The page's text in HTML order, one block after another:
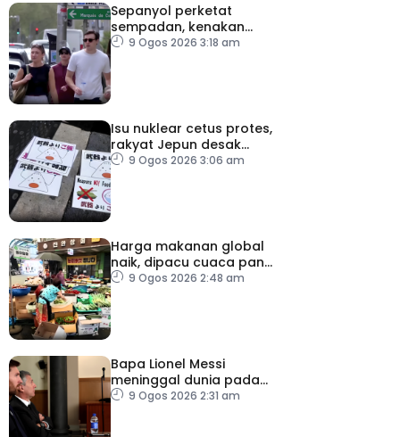
Sepanyol perketat
sempadan, kenakan
pemeriksaan ketibaan
9 Ogos 2026 3:18 am
Isu nuklear cetus protes,
rakyat Jepun desak
dasar dikaji semula
9 Ogos 2026 3:06 am
Harga makanan global
naik, dipacu cuaca panas
dan ketegangan
9 Ogos 2026 2:48 am
Bapa Lionel Messi
meninggal dunia pada
usia 68 tahun
9 Ogos 2026 2:31 am